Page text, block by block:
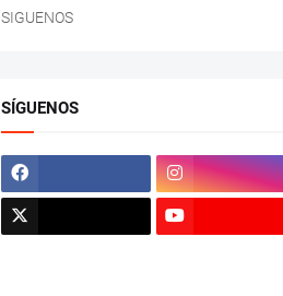
SIGUENOS
SÍGUENOS